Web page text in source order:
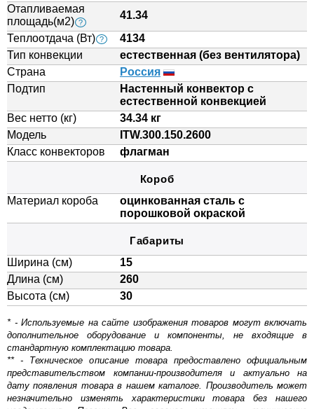
Отапливаемая
площадь(м2) ?
41.34
Теплоотдача (Вт) ?
4134
Тип конвекции
естественная (без вентилятора)
Страна
Россия
Подтип
Настенный конвектор с
естественной конвекцией
Вес нетто (кг)
34.34 кг
Модель
ITW.300.150.2600
Класс конвекторов
флагман
Короб
Материал короба
оцинкованная сталь с
порошковой окраской
Габариты
Ширина (см)
15
Длина (см)
260
Высота (см)
30
* - Используемые на сайте изображения товаров могут включать
дополнительное оборудование и компоненты, не входящие в
стандартную комплектацию товара.
** - Техническое описание товара предоставлено официальным
представительством компании-производителя и актуально на
дату появления товара в нашем каталоге. Производитель может
незначительно изменять характеристики товара без нашего